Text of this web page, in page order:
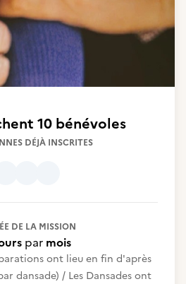
10 bénévoles
DÉJÀ INSCRITES
DE LA MISSION
par mois
ont lieu en fin d'après
dansade) / Les Dansades ont